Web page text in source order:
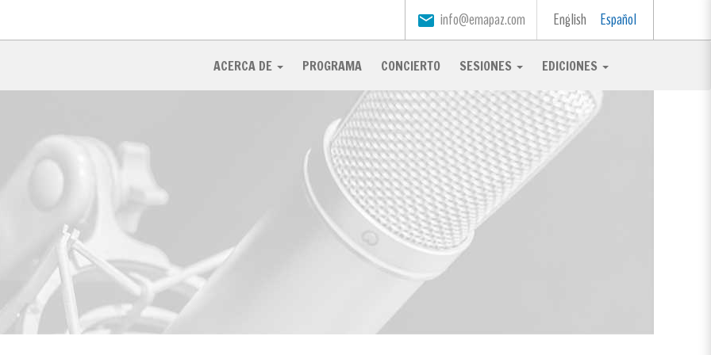
English Español
email info@emapaz.com
ACERCA DE PROGRAMA CONCIERTO SESIONES EDICIONES